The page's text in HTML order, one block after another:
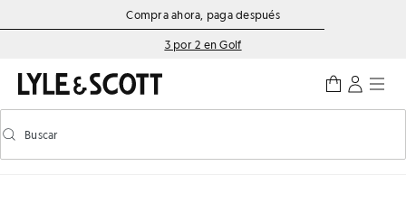
Saltar al contenido principal
Información de accesibilidadCompra ahora, paga después
3 por 2 en Golf
Activar/desactivar la búsqueda predictiva
Buscar